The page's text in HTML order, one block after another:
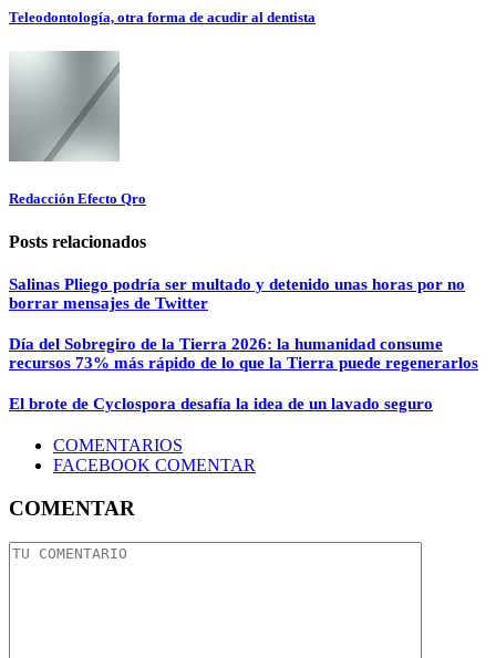
Teleodontología, otra forma de acudir al dentista
Redacción Efecto Qro
Posts relacionados
Salinas Pliego podría ser multado y detenido unas horas por no
borrar mensajes de Twitter
Día del Sobregiro de la Tierra 2026: la humanidad consume
recursos 73% más rápido de lo que la Tierra puede regenerarlos
El brote de Cyclospora desafía la idea de un lavado seguro
COMENTARIOS
FACEBOOK COMENTAR
COMENTAR